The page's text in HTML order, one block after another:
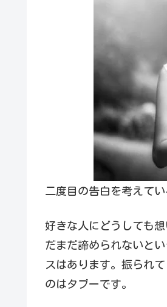
二度目の告白を考えてい
好きな人にどうしても
だまだ諦められないと
スはあります。振られ
のはタブーです。